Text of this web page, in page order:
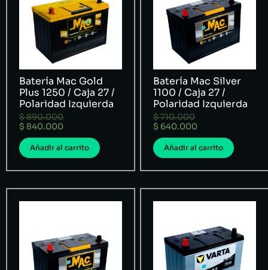
Batería Mac Gold
Plus 1250 / Caja 27 /
Polaridad Izquierda
$890.000
$ 840.000
Añadir al carrito
Batería Mac Silver
1100 / Caja 27 /
Polaridad Izquierda
$710.000
$ 640.000
Añadir al carrito